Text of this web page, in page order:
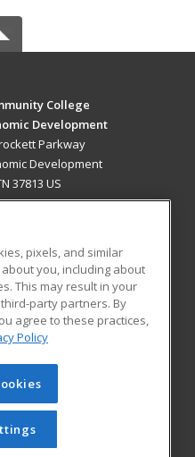
College
Development
Parkway
Development
37813 US
Blog
Learning. All rights
cannot be reproduced or
obtained prior written
Learning.Privacy Policy
pixels, and similar
you, including about
This may result in your
party partners. By
agree to these practices,
Policy